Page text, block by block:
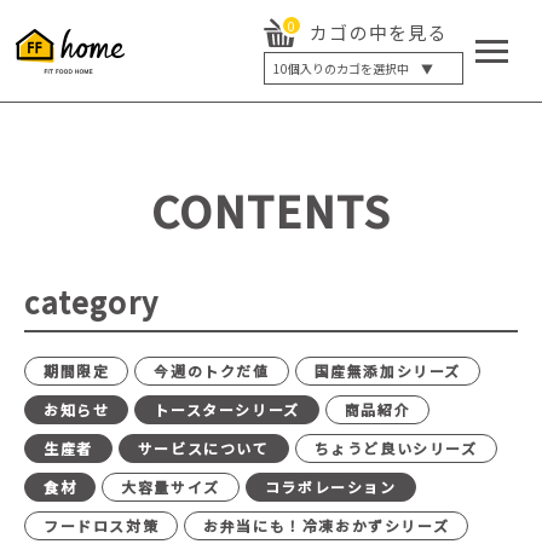
0 カゴの中を見る
10個入りのカゴを選択中 ▼
5個入り
20個入り
最大12%OFF
CONTENTS
category
期間限定 今週のトクだ値
国産無添加シリーズ
お知らせ
トースターシリーズ
商品紹介
生産者
サービスについて
ちょうど良いシリーズ
食材
大容量サイズ
コラボレーション
フードロス対策
お弁当にも！冷凍おかずシリーズ